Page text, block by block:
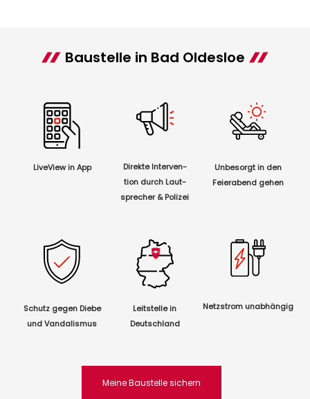
Baustelle in Bad Oldesloe
LiveView in App
Direkte Interven-
tion durch Laut-
sprecher & Polizei
Unbesorgt in den
Feierabend gehen
Schutz gegen Diebe
und Vandalismus
Leitstelle in
Deutschland
Netzstrom unabhängig
Meine Baustelle sichern